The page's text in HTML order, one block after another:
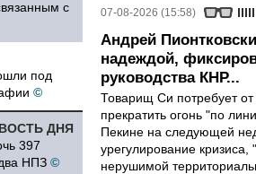
с
под
©
ДНЯ
397
НПЗ ©
07-08-2026 (15:58)
Андрей
надеждой,
руководства КНР...
Товарищ Си потребует
прекратить огонь "по
Пекине на следующей
урегулирование
нерушимой